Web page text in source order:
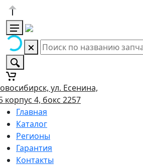
ул. Есенина,
корпус 4, бокс 2257
Главная
Каталог
Регионы
Гарантия
Контакты